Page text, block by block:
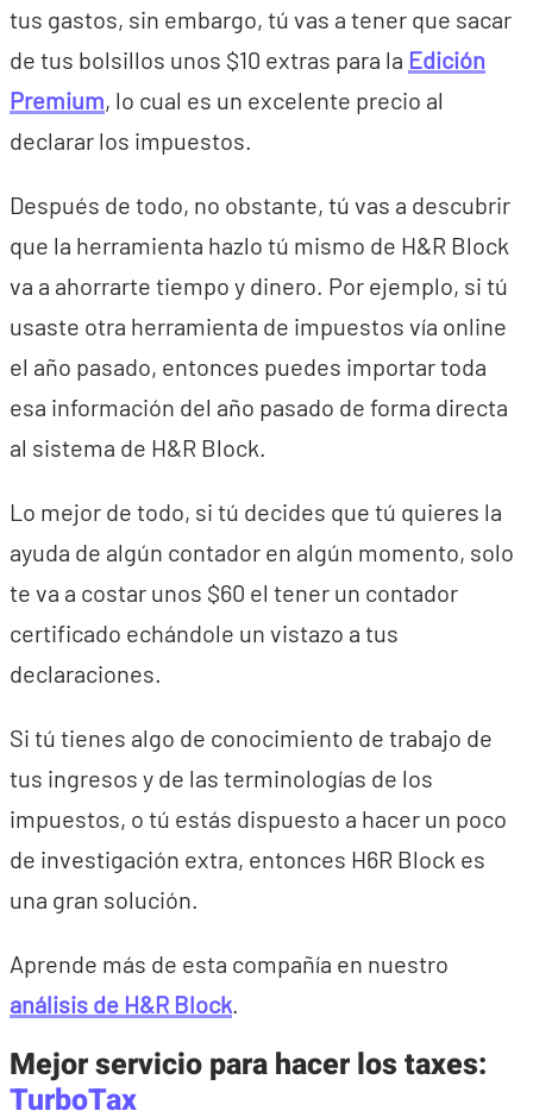
tus gastos, sin embargo, tú vas a tener que sacar
de tus bolsillos unos $10 extras para la Edición
Premium, lo cual es un excelente precio al
declarar los impuestos.
Después de todo, no obstante, tú vas a descubrir
que la herramienta hazlo tú mismo de H&R Block
va a ahorrarte tiempo y dinero. Por ejemplo, si tú
usaste otra herramienta de impuestos vía online
el año pasado, entonces puedes importar toda
esa información del año pasado de forma directa
al sistema de H&R Block.
Lo mejor de todo, si tú decides que tú quieres la
ayuda de algún contador en algún momento, solo
te va a costar unos $60 el tener un contador
certificado echándole un vistazo a tus
declaraciones.
Si tú tienes algo de conocimiento de trabajo de
tus ingresos y de las terminologías de los
impuestos, o tú estás dispuesto a hacer un poco
de investigación extra, entonces H6R Block es
una gran solución.
Aprende más de esta compañía en nuestro
análisis de H&R Block.
Mejor servicio para hacer los taxes:
TurboTax